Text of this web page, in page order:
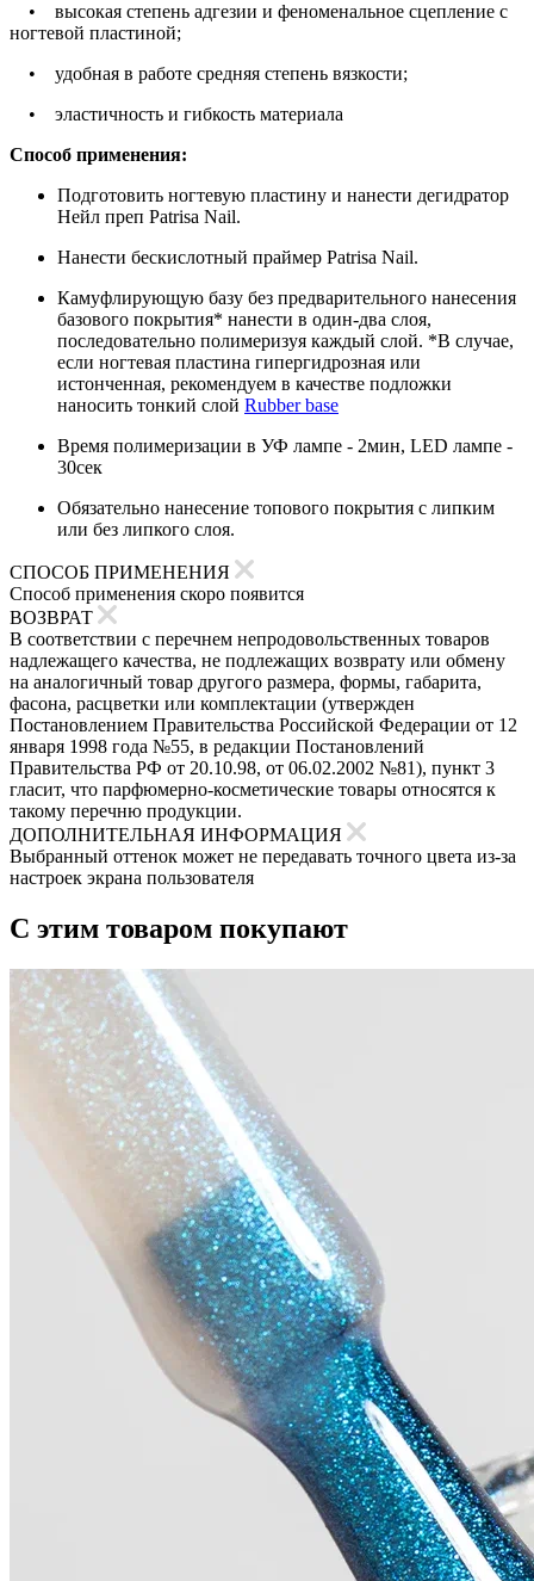
• высокая степень адгезии и феноменальное сцепление с
ногтевой пластиной;
• удобная в работе средняя степень вязкости;
• эластичность и гибкость материала
Способ применения:
Подготовить ногтевую пластину и нанести дегидратор
Нейл преп Patrisa Nail.
Нанести бескислотный праймер Patrisa Nail.
Камуфлирующую базу без предварительного нанесения
базового покрытия* нанести в один-два слоя,
последовательно полимеризуя каждый слой. *В случае,
если ногтевая пластина гипергидрозная или
истонченная, рекомендуем в качестве подложки
наносить тонкий слой Rubber base
Время полимеризации в УФ лампе - 2мин, LED лампе -
30сек
Обязательно нанесение топового покрытия с липким
или без липкого слоя.
СПОСОБ ПРИМЕНЕНИЯ
Способ применения скоро появится
ВОЗВРАТ
В соответствии с перечнем непродовольственных товаров
надлежащего качества, не подлежащих возврату или обмену
на аналогичный товар другого размера, формы, габарита,
фасона, расцветки или комплектации (утвержден
Постановлением Правительства Российской Федерации от 12
января 1998 года №55, в редакции Постановлений
Правительства РФ от 20.10.98, от 06.02.2002 №81), пункт 3
гласит, что парфюмерно-косметические товары относятся к
такому перечню продукции.
ДОПОЛНИТЕЛЬНАЯ ИНФОРМАЦИЯ
Выбранный оттенок может не передавать точного цвета из-за
настроек экрана пользователя
С этим товаром покупают